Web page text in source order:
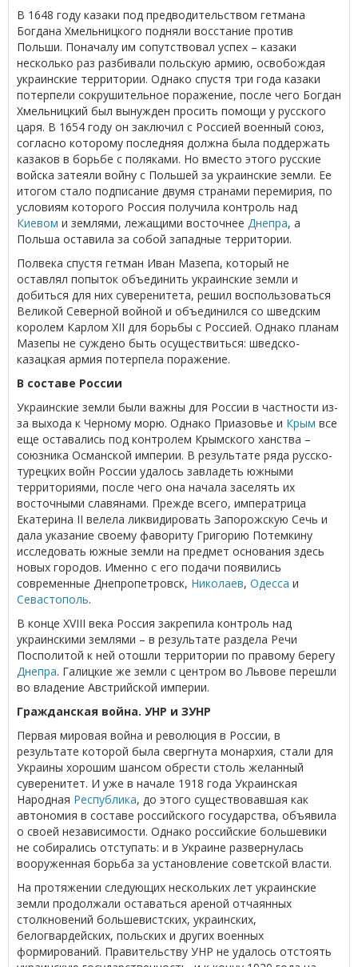
В 1648 году казаки под предводительством гетмана
Богдана Хмельницкого подняли восстание против
Польши. Поначалу им сопутствовал успех – казаки
несколько раз разбивали польскую армию, освобождая
украинские территории. Однако спустя три года казаки
потерпели сокрушительное поражение, после чего Богдан
Хмельницкий был вынужден просить помощи у русского
царя. В 1654 году он заключил с Россией военный союз,
согласно которому последняя должна была поддержать
казаков в борьбе с поляками. Но вместо этого русские
войска затеяли войну с Польшей за украинские земли. Ее
итогом стало подписание двумя странами перемирия, по
условиям которого Россия получила контроль над
Киевом и землями, лежащими восточнее Днепра, а
Польша оставила за собой западные территории.
Полвека спустя гетман Иван Мазепа, который не
оставлял попыток объединить украинские земли и
добиться для них суверенитета, решил воспользоваться
Великой Северной войной и объединился со шведским
королем Карлом XII для борьбы с Россией. Однако планам
Мазепы не суждено быть осуществиться: шведско-
казацкая армия потерпела поражение.
В составе России
Украинские земли были важны для России в частности из-
за выхода к Черному морю. Однако Приазовье и Крым все
еще оставались под контролем Крымского ханства –
союзника Османской империи. В результате ряда русско-
турецких войн России удалось завладеть южными
территориями, после чего она начала заселять их
восточными славянами. Прежде всего, императрица
Екатерина II велела ликвидировать Запорожскую Сечь и
дала указание своему фавориту Григорию Потемкину
исследовать южные земли на предмет основания здесь
новых городов. Именно с его подачи появились
современные Днепропетровск, Николаев, Одесса и
Севастополь.
В конце XVIII века Россия закрепила контроль над
украинскими землями – в результате раздела Речи
Посполитой к ней отошли территории по правому берегу
Днепра. Галицкие же земли с центром во Львове перешли
во владение Австрийской империи.
Гражданская война. УНР и ЗУНР
Первая мировая война и революция в России, в
результате которой была свергнута монархия, стали для
Украины хорошим шансом обрести столь желанный
суверенитет. И уже в начале 1918 года Украинская
Народная Республика, до этого существовавшая как
автономия в составе российского государства, объявила
о своей независимости. Однако российские большевики
не собирались отступать: и в Украине развернулась
вооруженная борьба за установление советской власти.
На протяжении следующих нескольких лет украинские
земли продолжали оставаться ареной отчаянных
столкновений большевистских, украинских,
белогвардейских, польских и других военных
формирований. Правительству УНР не удалось отстоять